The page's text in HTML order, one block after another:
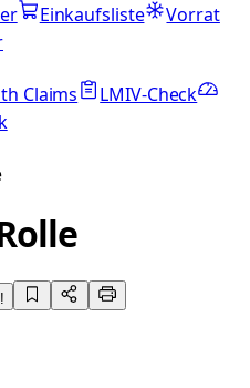
Einkaufsliste
Vorrat
Claims
LMIV-Check